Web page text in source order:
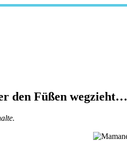
den Füßen wegzieht…